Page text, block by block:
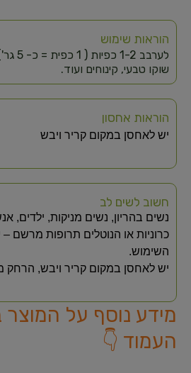
הוראות שימוש
לערבב
שוקו טבעי, קינוחים ועוד.
הוראות אחסון
יש לאחסן במקום קריר ויבש
חשוב לשים לב
נשים בהריון, נשים מניקות, ילדים,
כרוניות או הנוטלים תרופות מרשם –
השימוש.
יש לאחסן במקום קריר ויבש, הרחק
מידע נוסף על
העמוד 👇